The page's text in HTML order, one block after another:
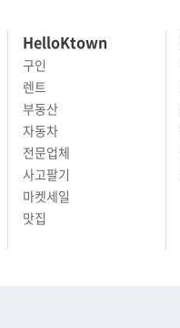
HelloKtown
구인
렌트
부동산
자동차
전문업체
사고팔기
마켓세일
맛집